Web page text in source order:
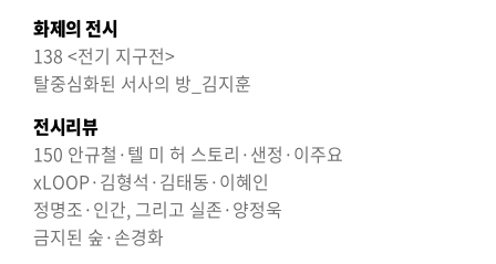
화제의 전시
138 <전기 지구전>
탈중심화된 서사의 방_김지훈
전시리뷰
150 안규철·텔 미 허 스토리·샌정·이주요
xLOOP·김형석·김태동·이혜인
정명조·인간, 그리고 실존·양정욱
금지된 숲·손경화